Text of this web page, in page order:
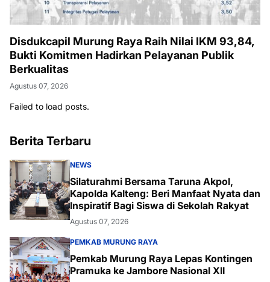
Disdukcapil Murung Raya Raih Nilai IKM 93,84,
Bukti Komitmen Hadirkan Pelayanan Publik
Berkualitas
Agustus 07, 2026
Failed to load posts.
Berita Terbaru
NEWS
Silaturahmi Bersama Taruna Akpol,
Kapolda Kalteng: Beri Manfaat Nyata dan
Inspiratif Bagi Siswa di Sekolah Rakyat
Agustus 07, 2026
PEMKAB MURUNG RAYA
Pemkab Murung Raya Lepas Kontingen
Pramuka ke Jambore Nasional XII